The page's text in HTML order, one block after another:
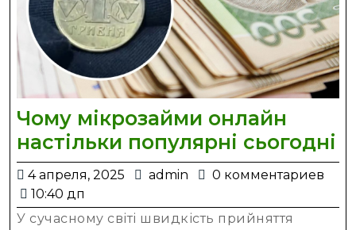
Чому мікрозайми онлайн
настільки популярні сьогодні
4 апреля, 2025
4
2025
admin admin
0 комментариев
10:40 дп
У сучасному світі швидкість прийняття